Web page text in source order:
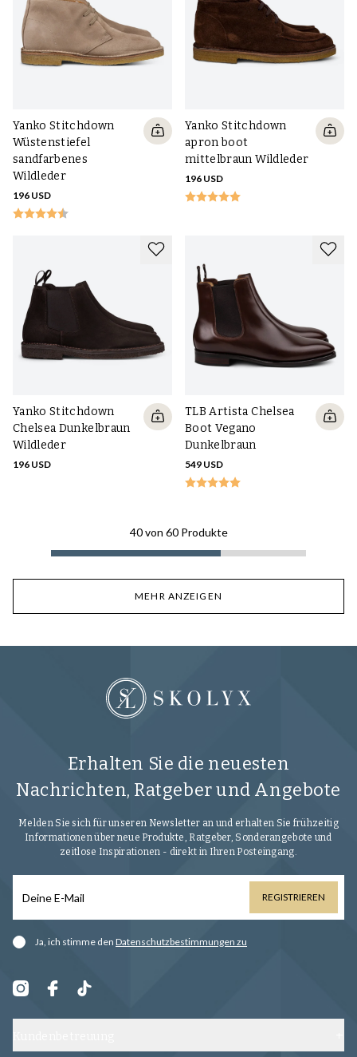
Yanko Stitchdown
Wüstenstiefel
sandfarbenes
Wildleder
196 USD
Yanko Stitchdown
apron boot
mittelbraun Wildleder
196 USD
Yanko Stitchdown
Chelsea Dunkelbraun
Wildleder
196 USD
TLB Artista Chelsea
Boot Vegano
Dunkelbraun
549 USD
40 von 60 Produkte
MEHR ANZEIGEN
Erhalten Sie die neuesten
Nachrichten, Ratgeber und Angebote
Melden Sie sich für unseren Newsletter an und erhalten Sie frühzeitig
Informationen über neue Produkte, Ratgeber, Sonderangebote und
zeitlose Inspirationen - direkt in Ihren Posteingang.
REGISTRIEREN
Ja, ich stimme den Datenschutzbestimmungen zu